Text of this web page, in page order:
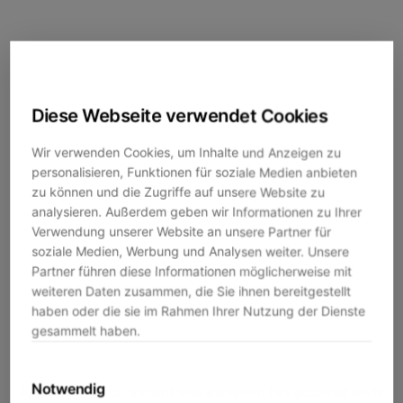
Diese Webseite verwendet Cookies
Wir verwenden Cookies, um Inhalte und Anzeigen zu
personalisieren, Funktionen für soziale Medien anbieten
zu können und die Zugriffe auf unsere Website zu
analysieren. Außerdem geben wir Informationen zu Ihrer
Verwendung unserer Website an unsere Partner für
soziale Medien, Werbung und Analysen weiter. Unsere
Partner führen diese Informationen möglicherweise mit
weiteren Daten zusammen, die Sie ihnen bereitgestellt
haben oder die sie im Rahmen Ihrer Nutzung der Dienste
gesammelt haben.
Notwendig
Application error: a